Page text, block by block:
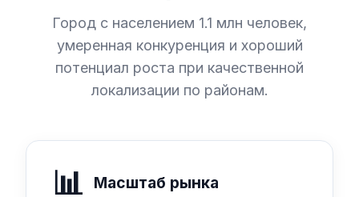
Город с населением 1.1 млн человек,
умеренная конкуренция и хороший
потенциал роста при качественной
локализации по районам.
📊 Масштаб рынка